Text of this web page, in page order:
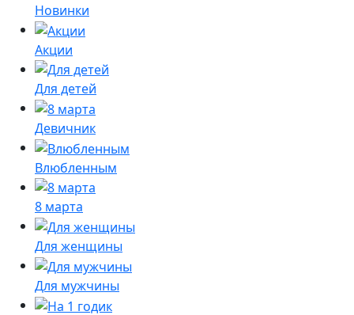
Новинки
Акции
Для детей
Девичник
Влюбленным
8 марта
Для женщины
Для мужчины